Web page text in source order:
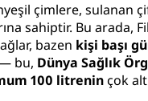
çimlere, sulanan
sahiptir. Bu arada,
bazen kişi başı
bu, Dünya Sağlık
100 litreninçok